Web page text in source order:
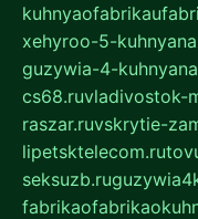
xehyroo-5-
guzywia-4-
cs68.ruvladivostok-
raszar.ruvskrytie-
lipetsktelecom.ru
seksuzb.ru